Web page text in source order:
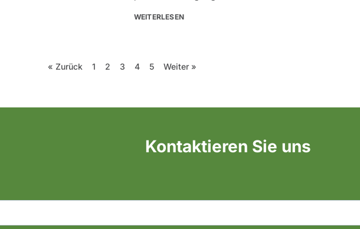
WEITERLESEN
« Zurück 1 2 3 4 5 Weiter »
Kontaktieren Sie uns